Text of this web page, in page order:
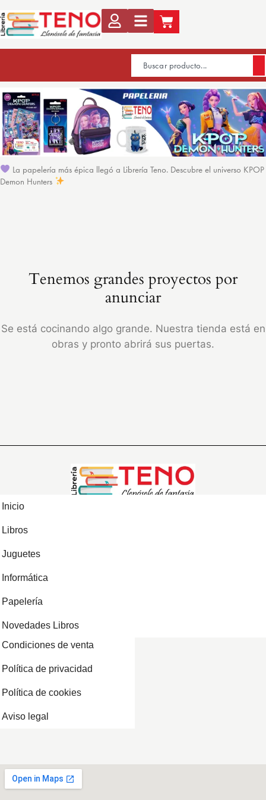
La papelería más épica llegó a Librería Teno. Descubre el universo KPOP
Demon Hunters
Tenemos grandes proyectos por
anunciar
Se está cocinando algo grande. Nuestra tienda está en
obras y pronto abrirá sus puertas.
Inicio
Libros
Juguetes
Informática
Papelería
Novedades Libros
Condiciones de venta
Política de privacidad
Política de cookies
Aviso legal